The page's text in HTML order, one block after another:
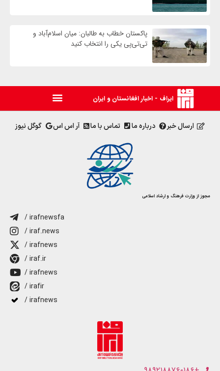
پاکستان خطاب به طالبان: میان اسلام‌آباد و
تی‌تی‌پی یکی را انتخاب کنید
ایراف - اخبار افغانستان و ایران
ارسال خبر درباره ما تماس با ما آر اس اس گوگل نیوز
مجوز از وزارت فرهنگ و ارشاد اسلامی
/ irafnewsfa
/ iraf.news
/ irafnews
/ iraf.ir
/ irafnews
/ irafir
/ irafnews